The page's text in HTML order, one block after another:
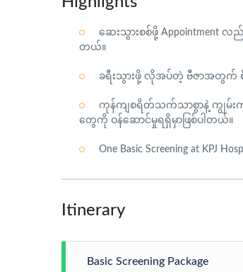
ဆေးသွားစစ်ဖို့ Appointment
တယ်။
ခရီးသွားဖို့ လိုအပ်တဲ့ ဗီဇာအတွက်
ကုန်ကျစရိတ်သက်သာစွာနဲ့ ကျွမ်း
တွေကို ဝန်ဆောင်မှုရရှိမှာဖြစ်ပါတယ်။
One Basic Screening at KPJ
Itinerary
Basic Screening Package